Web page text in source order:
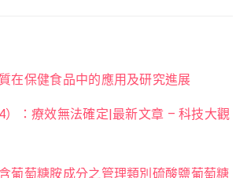
在保健食品中的應用及研究進展
）：療效無法確定|最新文章 – 科技大觀
葡萄糖胺成分之管理類別硫酸鹽葡萄糖